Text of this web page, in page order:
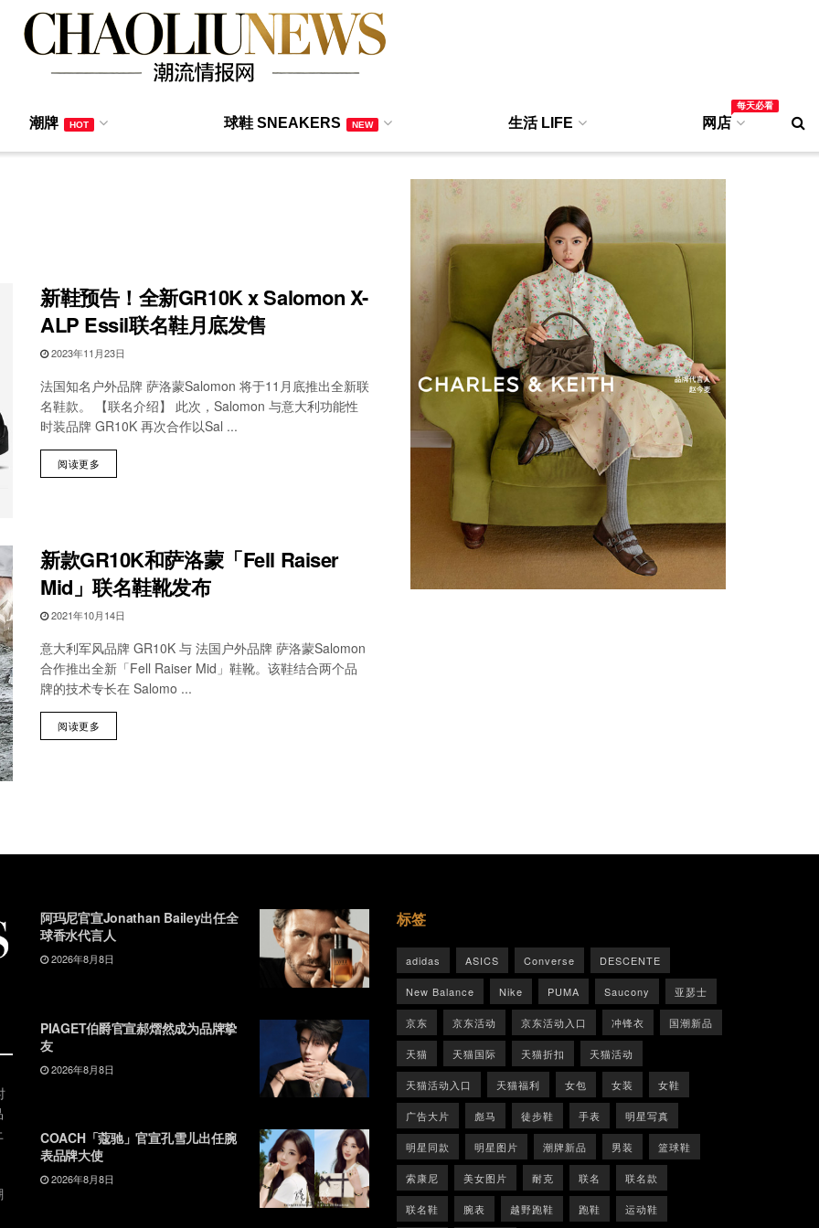
潮牌 HOT 球鞋 SNEAKERS NEW 生活 LIFE 网店
每天必看
新鞋预告！全新GR10K x Salomon X-
ALP Essil联名鞋月底发售
2023年11月23日
法国知名户外品牌 萨洛蒙Salomon 将于11月底推出全新联
名鞋款。 【联名介绍】 此次，Salomon 与意大利功能性
时装品牌 GR10K 再次合作以Sal ...
阅读更多
新款GR10K和萨洛蒙「Fell Raiser
Mid」联名鞋靴发布
2021年10月14日
意大利军风品牌 GR10K 与 法国户外品牌 萨洛蒙Salomon
合作推出全新「Fell Raiser Mid」鞋靴。该鞋结合两个品
牌的技术专长在 Salomo ...
阅读更多
阿玛尼官宣Jonathan Bailey出任全
球香水代言人
2026年8月8日
PIAGET伯爵官宣郝熠然成为品牌挚
友
2026年8月8日
COACH「蔻驰」官宣孔雪儿出任腕
表品牌大使
2026年8月8日
标签
adidas ASICS Converse DESCENTE
New Balance Nike PUMA Saucony 亚瑟士
京东 京东活动 京东活动入口 冲锋衣 国潮新品
天猫 天猫国际 天猫折扣 天猫活动
天猫活动入口 天猫福利 女包 女装 女鞋
广告大片 彪马 徒步鞋 手表 明星写真
明星同款 明星图片 潮牌新品 男装 篮球鞋
索康尼 美女图片 耐克 联名 联名款
联名鞋 腕表 越野跑鞋 跑鞋 运动鞋